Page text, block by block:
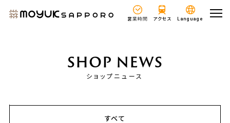
営業時間 アクセス Language
SHOP NEWS
ショップニュース
すべて